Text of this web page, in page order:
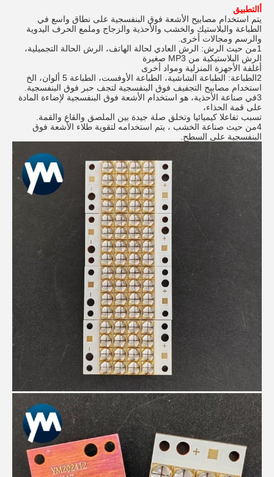
التطبيق
يتم استخدام مصابيح الأشعة فوق البنفسجية على نطاق واسع في
الطباعة والبلاستيك والخشب والأحذية والزجاج وملمع الحرف اليدوية
والرسم ومجالات أخرى.
1من حيث الرش: الرش العادي لحالة الهاتف، الرش الحالة التجميلية،
الرش البلاستيكية من MP3 صغيرة
أغلفة الأجهزة المنزلية ومواد أخرى
2الطباعة: الطباعة الشاشية، الطباعة الأوفست، الطباعة 5 ألوان، الخ
استخدام مصابيح التجفيف فوق البنفسجية لتجف حبر فوق البنفسجية.
3في صناعة الأحذية، هو استخدام الأشعة فوق البنفسجية لإضاءة المادة
على قمة الحذاء،
تسبب تفاعلا كيميائيا وتخلق صلة جيدة بين الملصق والقاع والقمة.
4من حيث صناعة الخشب ، يتم استخدامه لتقوية طلاء الأشعة فوق
البنفسجية على السطح.